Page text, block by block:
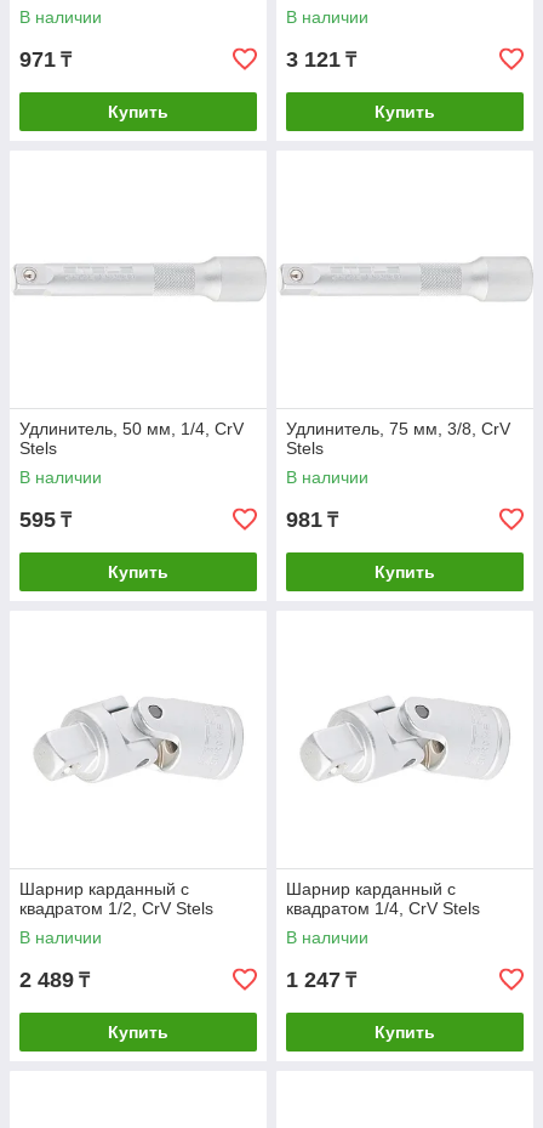
В наличии
971 ₸
Купить
В наличии
3 121 ₸
Купить
Удлинитель, 50 мм, 1/4, CrV
Stels
В наличии
595 ₸
Купить
Удлинитель, 75 мм, 3/8, CrV
Stels
В наличии
981 ₸
Купить
Шарнир карданный с
квадратом 1/2, CrV Stels
В наличии
2 489 ₸
Купить
Шарнир карданный с
квадратом 1/4, CrV Stels
В наличии
1 247 ₸
Купить